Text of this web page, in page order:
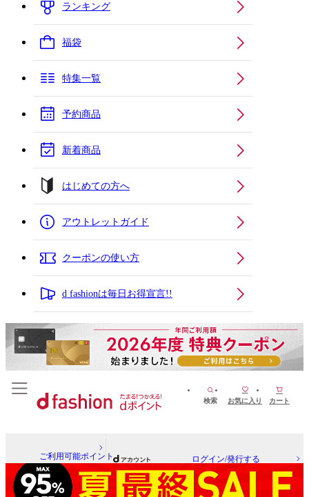
ランキング
福袋
特集一覧
予約商品
新着商品
はじめての方へ
アウトレットガイド
クーポンの使い方
d fashionは毎日お得宣言!!
検索 お気に入り カート
ご利用可能ポイント ログイン/発行する